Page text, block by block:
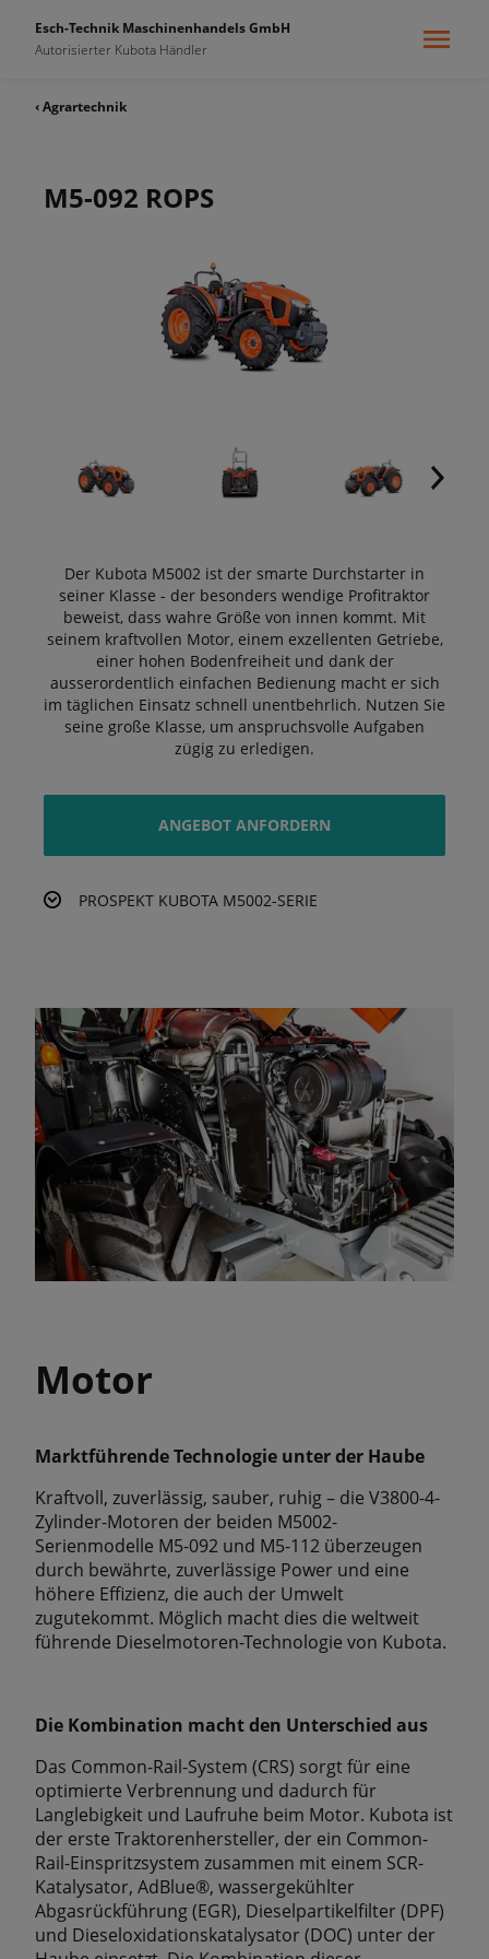
Esch-Technik Maschinenhandels GmbH
Autorisierter Kubota Händler
‹ Agrartechnik
M5-092 ROPS
Der Kubota M5002 ist der smarte Durchstarter in
seiner Klasse - der besonders wendige Profitraktor
beweist, dass wahre Größe von innen kommt. Mit
seinem kraftvollen Motor, einem exzellenten Getriebe,
einer hohen Bodenfreiheit und dank der
ausserordentlich einfachen Bedienung macht er sich
im täglichen Einsatz schnell unentbehrlich. Nutzen Sie
seine große Klasse, um anspruchsvolle Aufgaben
zügig zu erledigen.
ANGEBOT ANFORDERN
PROSPEKT KUBOTA M5002-SERIE
Motor
Marktführende Technologie unter der Haube
Kraftvoll, zuverlässig, sauber, ruhig – die V3800-4-
Zylinder-Motoren der beiden M5002-
Serienmodelle M5-092 und M5-112 überzeugen
durch bewährte, zuverlässige Power und eine
höhere Efﬁzienz, die auch der Umwelt
zugutekommt. Möglich macht dies die weltweit
führende Dieselmotoren-Technologie von Kubota.
Die Kombination macht den Unterschied aus
Das Common-Rail-System (CRS) sorgt für eine
optimierte Verbrennung und dadurch für
Langlebigkeit und Laufruhe beim Motor. Kubota ist
der erste Traktorenhersteller, der ein Common-
Rail-Einspritzsystem zusammen mit einem SCR-
Katalysator, AdBlue®, wassergekühlter
Abgasrückführung (EGR), Dieselpartikelﬁlter (DPF)
und Dieseloxidationskatalysator (DOC) unter der